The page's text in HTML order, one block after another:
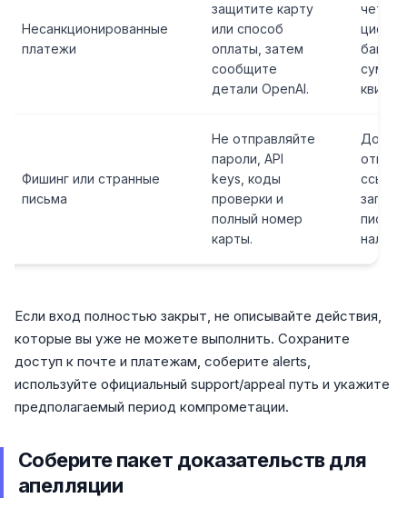
Несанкционированные
платежи
защитите карту
или способ
оплаты, затем
сообщите
детали OpenAI.
цифры
банк,
сумма,
Фишинг или странные
письма
Не отправляйте
пароли, API
keys, коды
проверки и
полный номер
карты.
Домен
Если вход полностью закрыт, не описывайте действия,
которые вы уже не можете выполнить. Сохраните
доступ к почте и платежам, соберите alerts,
используйте официальный support/appeal путь и укажите
предполагаемый период компрометации.
Соберите пакет доказательств для
апелляции